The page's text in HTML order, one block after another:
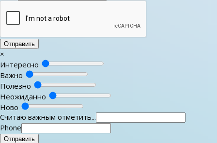
Отправить
×
Интересно
Важно
Полезно
Неожиданно
Ново
Считаю важным отметить...
Phone
Отправить